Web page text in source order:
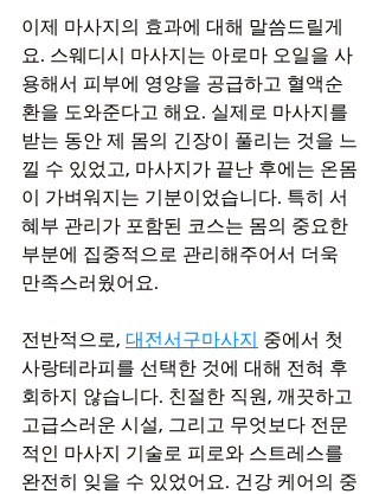
이제 마사지의 효과에 대해 말씀드릴게
요. 스웨디시 마사지는 아로마 오일을 사
용해서 피부에 영양을 공급하고 혈액순
환을 도와준다고 해요. 실제로 마사지를
받는 동안 제 몸의 긴장이 풀리는 것을 느
낄 수 있었고, 마사지가 끝난 후에는 온몸
이 가벼워지는 기분이었습니다. 특히 서
혜부 관리가 포함된 코스는 몸의 중요한
부분에 집중적으로 관리해주어서 더욱
만족스러웠어요.
전반적으로, 대전서구마사지 중에서 첫
사랑테라피를 선택한 것에 대해 전혀 후
회하지 않습니다. 친절한 직원, 깨끗하고
고급스러운 시설, 그리고 무엇보다 전문
적인 마사지 기술로 피로와 스트레스를
완전히 잊을 수 있었어요. 건강 케어의 중